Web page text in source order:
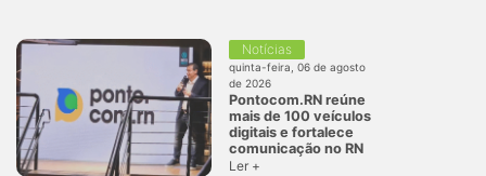
Notícias
quinta-feira, 06 de agosto
de 2026
Pontocom.RN reúne
mais de 100 veículos
digitais e fortalece
comunicação no RN
Ler +